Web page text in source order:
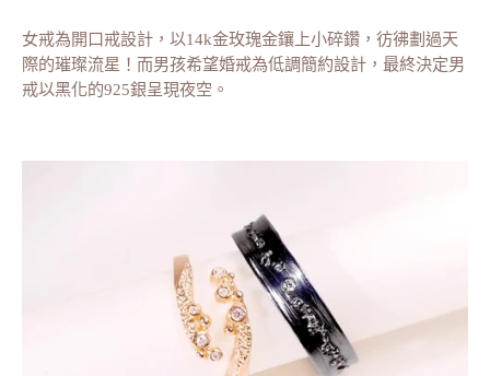
女戒為開口戒設計，以14k金玫瑰金鑲上小碎鑽，彷彿劃過天
際的璀璨流星！而男孩希望婚戒為低調簡約設計，最終決定男
戒以黑化的925銀呈現夜空。